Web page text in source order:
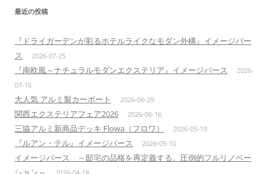
最近の投稿
『ドライガーデンが彩るホテルライクなモダン外構』イメージパー
ス
2026-07-25
『南欧風～ナチュラルモダンエクステリア』イメージパース
2026-
07-16
大人気 アルミ製カーポート 2026-06-29
関西エクステリアフェア2026 2026-06-16
三協アルミ新商品デッキ Flowa（フロワ） 2026-05-19
『ルアン・テル』イメージパース 2026-05-10
イメージパース ～邸宅の品格を再定義する。圧倒的フルリノベー